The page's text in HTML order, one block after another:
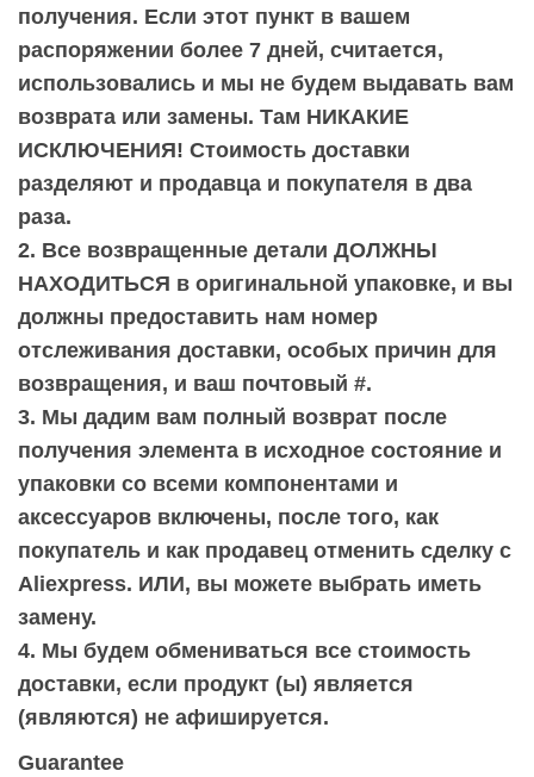
получения. Если этот пункт в вашем
распоряжении более 7 дней, считается,
использовались и мы не будем выдавать вам
возврата или замены. Там НИКАКИЕ
ИСКЛЮЧЕНИЯ! Стоимость доставки
разделяют и продавца и покупателя в два
раза.
2. Все возвращенные детали ДОЛЖНЫ
НАХОДИТЬСЯ в оригинальной упаковке, и вы
должны предоставить нам номер
отслеживания доставки, особых причин для
возвращения, и ваш почтовый #.
3. Мы дадим вам полный возврат после
получения элемента в исходное состояние и
упаковки со всеми компонентами и
аксессуаров включены, после того, как
покупатель и как продавец отменить сделку с
Aliexpress. ИЛИ, вы можете выбрать иметь
замену.
4. Мы будем обмениваться все стоимость
доставки, если продукт (ы) является
(являются) не афишируется.
Guarantee